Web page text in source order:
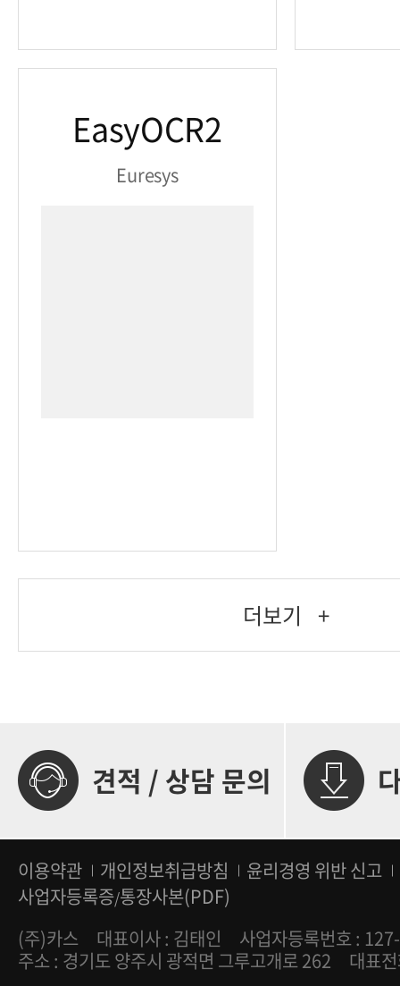
EasyOCR2
Euresys
더보기 +
견적 / 상담 문의
이용약관 개인정보취급방침
윤리경영 위반 신고
사업자등록증/통장사본(PDF)
(주)카스
대표이사 : 김태인
사업자등록번호 :
주소 : 경기도 양주시 광적면 그루고개로 262
대표